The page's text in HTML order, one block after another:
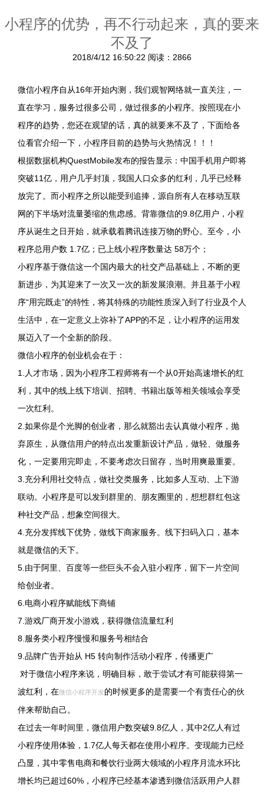
小程序的优势，再不行动起来，真的要来
不及了
2018/4/12 16:50:22 阅读：2866
微信小程序自从16年开始内测，我们观智网络就一直关注，一
直在学习，服务过很多公司，做过很多的小程序。按照现在小
程序的趋势，您还在观望的话，真的就要来不及了，下面给各
位看官介绍一下，小程序目前的趋势与火热情况！！！
根据数据机构QuestMobile发布的报告显示：中国手机用户即将
突破11亿，用户几乎封顶，我国人口众多的红利，几乎已经释
放完了。而小程序之所以能受到追捧，源自所有人在移动互联
网的下半场对流量萎缩的焦虑感。背靠微信的9.8亿用户，小程
序从诞生之日开始，就承载着腾讯连接万物的野心。至今，小
程序总用户数 1.7亿；已上线小程序数量达 58万个；
小程序基于微信这一个国内最大的社交产品基础上，不断的更
新进步，为其迎来了一次又一次的新发展浪潮。并且基于小程
序“用完既走”的特性，将其特殊的功能性质深入到了行业及个人
生活中，在一定意义上弥补了APP的不足，让小程序的运用发
展迈入了一个全新的阶段。
微信小程序的创业机会在于：
1.人才市场，因为小程序工程师将有一个从0开始高速增长的红
利，其中的线上线下培训、招聘、书籍出版等相关领域会享受
一次红利。
2.如果你是个光脚的创业者，那么就豁出去认真做小程序，抛
弃原生，从微信用户的特点出发重新设计产品，做轻、做服务
化，一定要用完即走，不要考虑次日留存，当时用爽最重要。
3.充分利用社交特点，做社交类服务，比如多人互动、上下游
联动。小程序是可以发到群里的、朋友圈里的，想想群红包这
种社交产品，想象空间很大。
4.充分发挥线下优势，做线下商家服务。线下扫码入口，基本
就是微信的天下。
5.由于阿里、百度等一些巨头不会入驻小程序，留下一片空间
给创业者。
6.电商小程序赋能线下商铺
7.游戏厂商开发小游戏，获得微信流量红利
8.服务类小程序慢慢和服务号相结合
9.品牌广告开始从 H5 转向制作活动小程序，传播更广
对于微信小程序来说，明确目标，敢于尝试才有可能获得第一
波红利，在微信小程序开发的时候更多的是需要一个有责任心的伙
伴来帮助自己。
在过去一年时间里，微信用户数突破9.8亿人，其中2亿人有过
小程序使用体验，1.7亿人每天都在使用小程序。变现能力已经
凸显，其中零售电商和餐饮行业两大领域的小程序月流水环比
增长均已超过60%，小程序已经基本渗透到微信活跃用户人群